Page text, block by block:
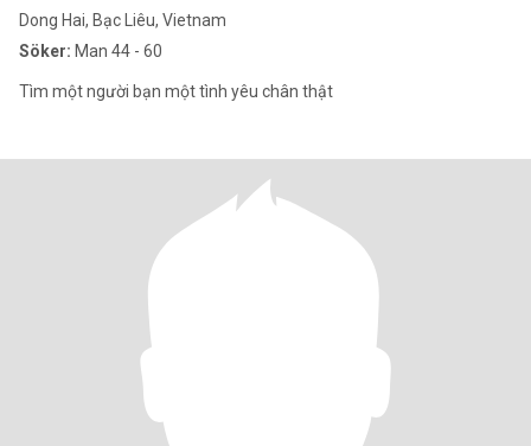
Dong Hai, Bạc Liêu, Vietnam
Söker: Man 44 - 60
Tìm một người bạn một tình yêu chân thật